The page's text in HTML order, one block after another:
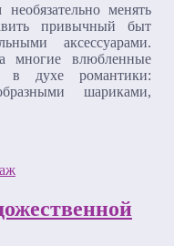
менять
привычный быт
аксессуарами.
многие влюбленные
в духе романтики:
шариками,